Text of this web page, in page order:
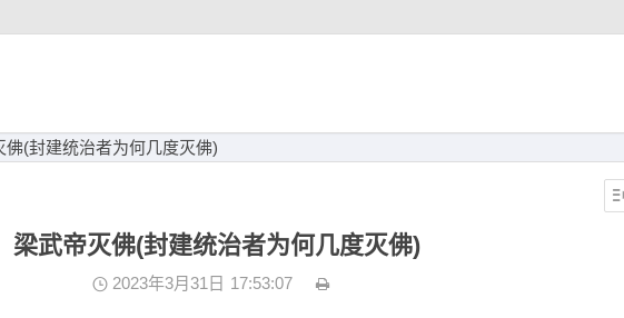
佛(封建统治者为何几度灭佛)
梁武帝灭佛(封建统治者为何几度灭佛)
2023年3月31日 17:53:07